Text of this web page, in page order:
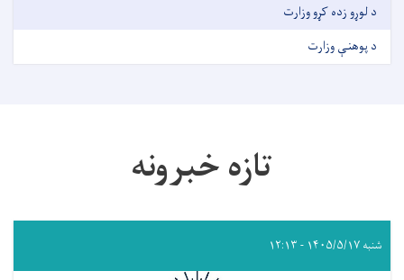
د لوړو زده کړو وزارت
د پوهنې وزارت
تازه خبرونه
شنبه ۱۴۰۵/۵/۱۷ - ۱۲:۱۳